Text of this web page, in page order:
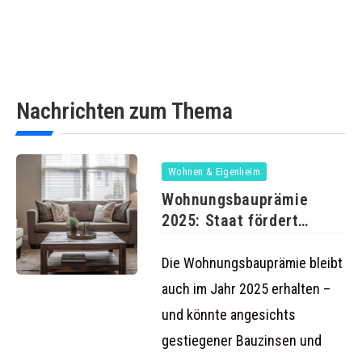
Nachrichten zum Thema
Wohnen & Eigenheim
Wohnungsbauprämie
2025: Staat fördert
bis
Die Wohnungsbauprämie bleibt
auch im Jahr 2025 erhalten –
und könnte angesichts
gestiegener Bauzinsen und